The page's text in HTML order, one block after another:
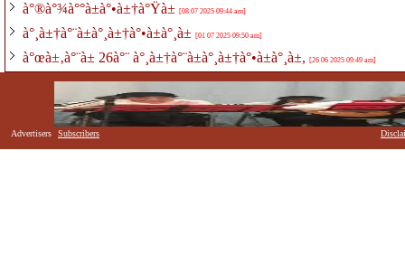
à°®à°¾à°°à±à°•à±†à°Ÿà± [08 07 2025 09:44 am]
à°¸à±†à°¨à±à°¸à±†à°•à±à°¸à± [01 07 2025 09:50 am]
à°œà±‚à°¨à± 26à°¨ à°¸à±†à°¨à±à°¸à±†à°•à±à°¸à±, [26 06 2025 09:49 am]
Advertisers Subscribers